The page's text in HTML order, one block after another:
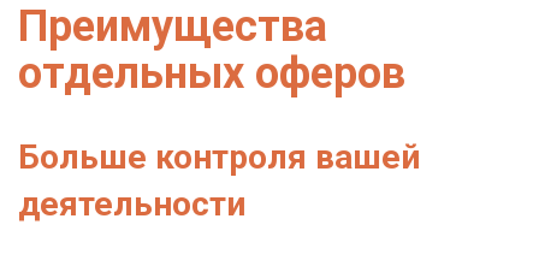
Преимущества
отдельных оферов
Больше контроля вашей
деятельности